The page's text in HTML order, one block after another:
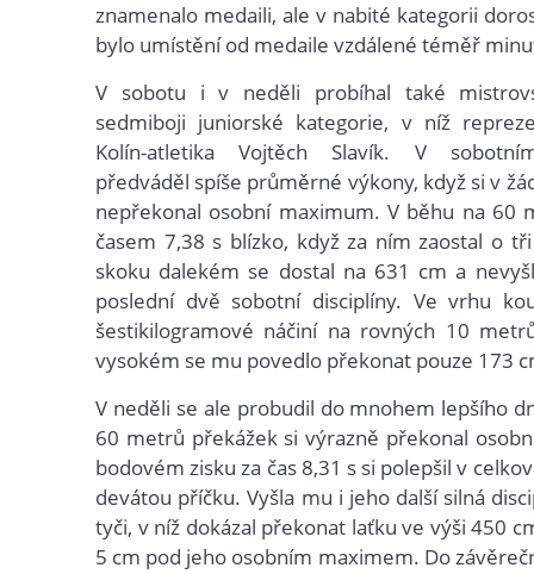
znamenalo medaili, ale v nabité kategorii
bylo umístění od medaile vzdálené téměř
V sobotu i v neděli probíhal také
sedmiboji juniorské kategorie, v níž
Kolín-atletika Vojtěch Slavík. V
předváděl spíše průměrné výkony, když si v
nepřekonal osobní maximum. V běhu na 60
časem 7,38 s blízko, když za ním zaostal o
skoku dalekém se dostal na 631 cm a
poslední dvě sobotní disciplíny. Ve vrhu
šestikilogramové náčiní na rovných 10
vysokém se mu povedlo překonat pouze 173
V neděli se ale probudil do mnohem lepšího
60 metrů překážek si výrazně překonal
bodovém zisku za čas 8,31 s si polepšil v
devátou příčku. Vyšla mu i jeho další silná
tyči, v níž dokázal překonat laťku ve výši 450
5 cm pod jeho osobním maximem. Do